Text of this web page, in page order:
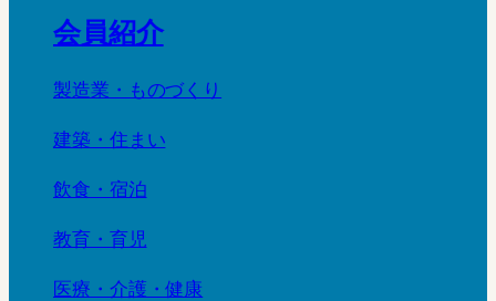
会員紹介
製造業・ものづくり
建築・住まい
飲食・宿泊
教育・育児
医療・介護・健康